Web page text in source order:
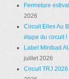
Fermeture
2026
Circuit Elles Au
étape du circuit !
Label Minibad
juillet 2026
Circuit TRJ